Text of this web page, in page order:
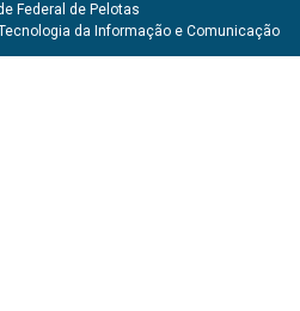
Federal de Pelotas
da Informação e Comunicação